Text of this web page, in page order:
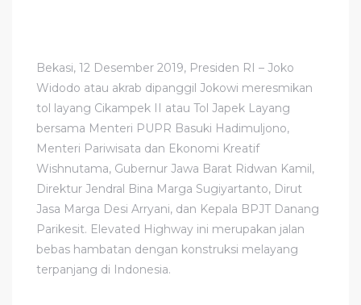
Bekasi, 12 Desember 2019, Presiden RI – Joko
Widodo atau akrab dipanggil Jokowi meresmikan
tol layang Cikampek II atau Tol Japek Layang
bersama Menteri PUPR Basuki Hadimuljono,
Menteri Pariwisata dan Ekonomi Kreatif
Wishnutama, Gubernur Jawa Barat Ridwan Kamil,
Direktur Jendral Bina Marga Sugiyartanto, Dirut
Jasa Marga Desi Arryani, dan Kepala BPJT Danang
Parikesit. Elevated Highway ini merupakan jalan
bebas hambatan dengan konstruksi melayang
terpanjang di Indonesia.